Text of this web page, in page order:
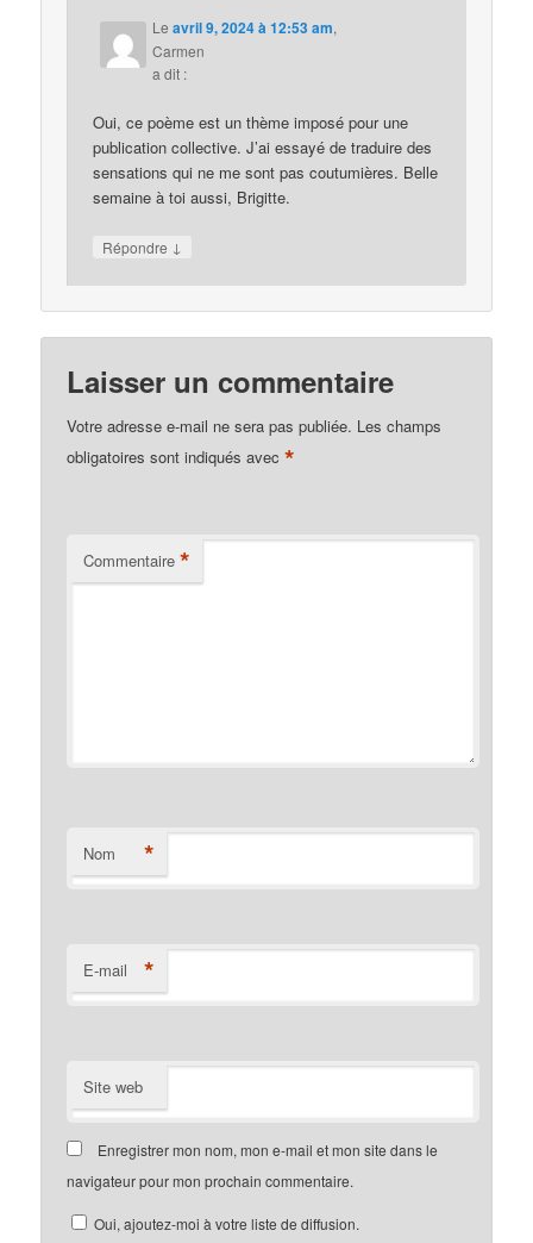
Leavril 9, 2024 à 12:53 am,
Carmen
a dit :
Oui, ce poème est un thème imposé pour une
publication collective. J’ai essayé de traduire des
sensations qui ne me sont pas coutumières. Belle
semaine à toi aussi, Brigitte.
Répondre ↓
Laisser un commentaire
Votre adresse e-mail ne sera pas publiée. Les champs
obligatoires sont indiqués avec*
Commentaire *
Nom *
E-mail *
Site web
Enregistrer mon nom, mon e-mail et mon site dans le
navigateur pour mon prochain commentaire.
Oui, ajoutez-moi à votre liste de diffusion.